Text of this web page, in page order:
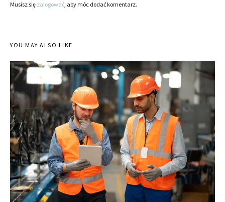
Musisz się zalogować, aby móc dodać komentarz.
YOU MAY ALSO LIKE